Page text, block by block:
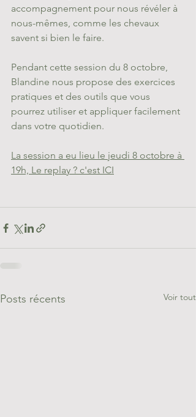
accompagnement pour nous révéler à
nous-mêmes, comme les chevaux
savent si bien le faire.
Pendant cette session du 8 octobre,
Blandine nous propose des exercices
pratiques et des outils que vous
pourrez utiliser et appliquer facilement
dans votre quotidien.
La session a eu lieu le jeudi 8 octobre à
19h, Le replay ? c'est ICI
Posts récents Voir tout